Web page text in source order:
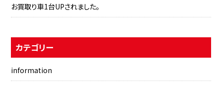
お買取り車1台UPされました。
カテゴリー
information